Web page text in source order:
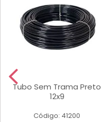
Tubo Sem Trama Preto
12x9
Código: 41200